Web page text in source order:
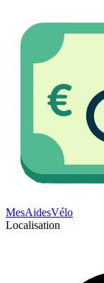
MesAidesVélo
Localisation